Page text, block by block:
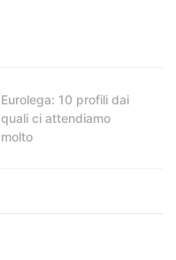
Eurolega: 10 profili dai
quali ci attendiamo
molto